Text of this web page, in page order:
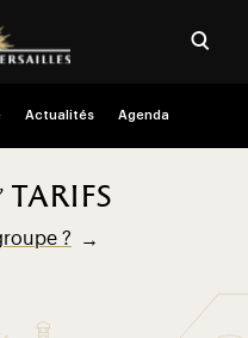
Actualités Agenda
tarifs
?